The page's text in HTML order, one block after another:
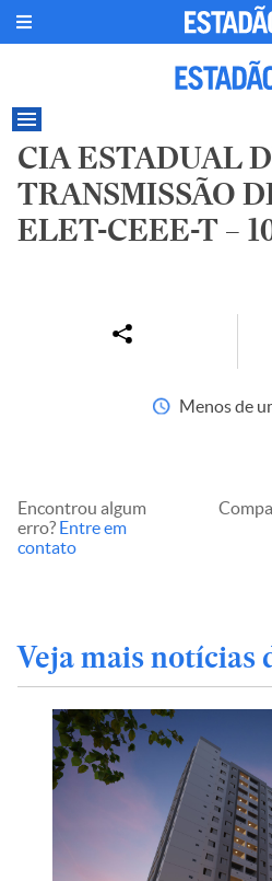
CIA ESTADUAL
TRANSMISSÃO
ELET-CEEE-T –
Menos de
Encontrou algum
erro? Entre em
contato
Veja mais notícias